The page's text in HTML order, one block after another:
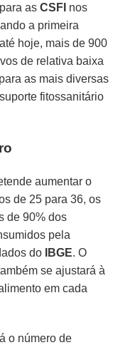
asCSFI nos
a primeira
hoje, mais de 900
de relativa baixa
as mais diversas
fitossanitário
aumentar o
de 25 para 36, os
de 90% dos
pela
do
IBGE. O
se ajustará à
em cada
o número de